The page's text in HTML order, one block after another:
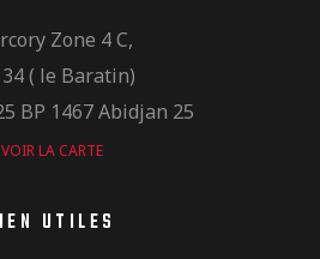
Zone 4 C,
( le Baratin)
BP 1467 Abidjan 25
VOIR LA CARTE
UTILES